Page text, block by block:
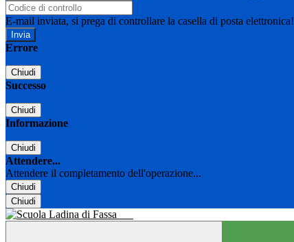
E-mail inviata, si prega di controllare la casella di posta elettronica!
Errore
Chiudi
Successo
Chiudi
Informazione
Chiudi
Attendere...
Attendere il completamento dell'operazione...
Chiudi
Chiudi